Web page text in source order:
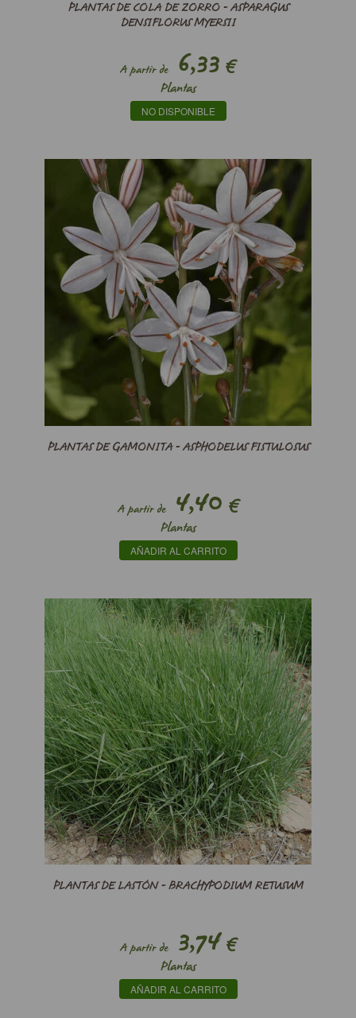
PLANTAS DE COLA DE ZORRO - ASPARAGUS
DENSIFLORUS MYERSII
A partir de6,33 €
Plantas
NO DISPONIBLE
PLANTAS DE GAMONITA - ASPHODELUS FISTULOSUS
A partir de4,40 €
Plantas
AÑADIR AL CARRITO
PLANTAS DE LASTÓN - BRACHYPODIUM RETUSUM
A partir de3,74€
Plantas
AÑADIR AL CARRITO